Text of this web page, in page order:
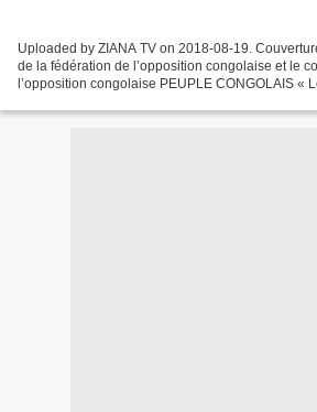
Uploaded by ZIANA TV on 2018-08-19.
de la fédération de l’opposition congolaise et le
l’opposition congolaise PEUPLE CONGOLAIS «